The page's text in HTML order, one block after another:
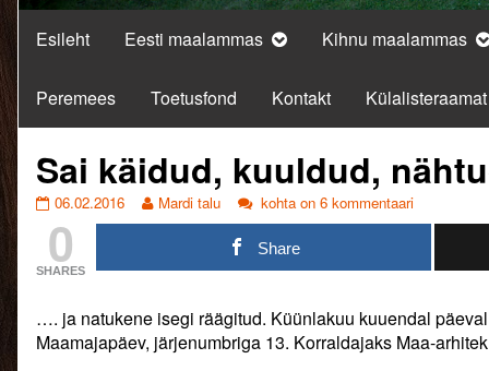
Esileht Eesti maalammas Kihnu maalammas
Peremees Toetusfond Kontakt Külalisteraamat
Sai käidud, kuuldud,
Sai
käidud,
kuuldud,
nähtud…..
published
06.02.2016
Read
more
of
Sai
käidud,
Mardi talu
Sai
käidud,
kuuldud,
nähtud…..
kohta on 6 kommentaari
0
SHARES
Share
…. ja natukene isegi räägitud. Küünlakuu kuuendal
Maamajapäev, järjenumbriga 13. Korraldajaks Maa-